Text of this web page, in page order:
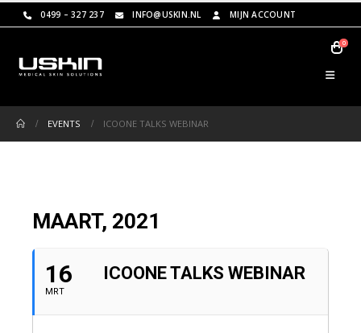
0499 – 327 237 INFO@USKIN.NL MIJN ACCOUNT
0
EVENTS ICOONE TALKS WEBINAR
MAART, 2021
16
MRT
ICOONE TALKS WEBINAR